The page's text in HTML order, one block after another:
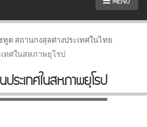
ต สถานกงสุลต่างประเทศในไทย
เทศในสหภาพยุโรป
ประเทศในสหภาพยุโรป